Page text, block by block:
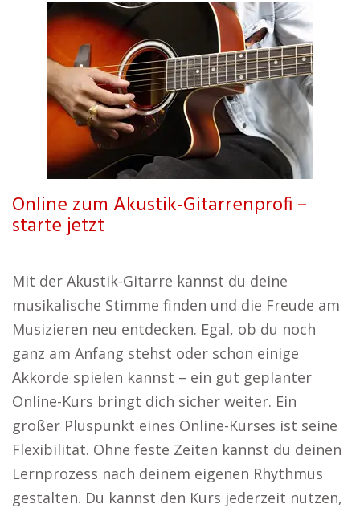
Online zum Akustik-Gitarrenprofi –
starte jetzt
Mit der Akustik-Gitarre kannst du deine
musikalische Stimme finden und die Freude am
Musizieren neu entdecken. Egal, ob du noch
ganz am Anfang stehst oder schon einige
Akkorde spielen kannst – ein gut geplanter
Online-Kurs bringt dich sicher weiter. Ein
großer Pluspunkt eines Online-Kurses ist seine
Flexibilität. Ohne feste Zeiten kannst du deinen
Lernprozess nach deinem eigenen Rhythmus
gestalten. Du kannst den Kurs jederzeit nutzen,